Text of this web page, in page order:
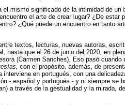
mismo significado de la intimidad de
el arte de crear lugar? ¿De estar
¿Qué puede un encuentro en tanto
textos, lecturas, nuevas autoras,
hasta que el 26 de junio del 2020, en
(Carmen Sanches). Eso pasó
con el propósito, además, de
en portugués, con una
- español y portugués - y ni siempre se
a través de la gestualidad y la mirada,